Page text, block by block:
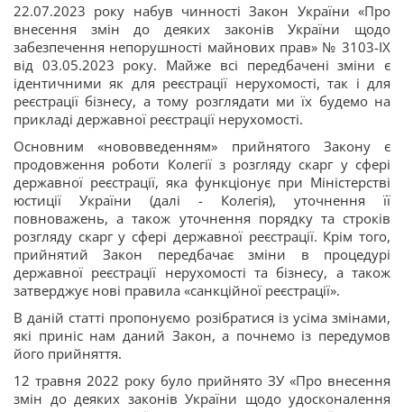
22.07.2023 року набув чинності Закон України «Про
внесення змін до деяких законів України щодо
забезпечення непорушності майнових прав» № 3103-IX
від 03.05.2023 року. Майже всі передбачені зміни є
ідентичними як для реєстрації нерухомості, так і для
реєстрації бізнесу, а тому розглядати ми їх будемо на
прикладі державної реєстрації нерухомості.
Основним «нововведенням» прийнятого Закону є
продовження роботи Колегії з розгляду скарг у сфері
державної реєстрації, яка функціонує при Міністерстві
юстиції України (далі - Колегія), уточнення її
повноважень, а також уточнення порядку та строків
розгляду скарг у сфері державної реєстрації. Крім того,
прийнятий Закон передбачає зміни в процедурі
державної реєстрації нерухомості та бізнесу, а також
затверджує нові правила «санкційної реєстрації».
В даній статті пропонуємо розібратися із усіма змінами,
які приніс нам даний Закон, а почнемо із передумов
його прийняття.
12 травня 2022 року було прийнято ЗУ «Про внесення
змін до деяких законів України щодо удосконалення